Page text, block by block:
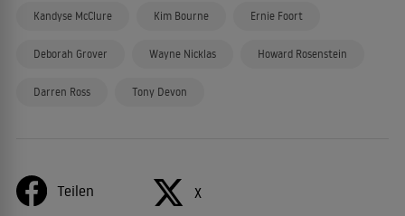
Kandyse McClure Kim Bourne Ernie Foort
Deborah Grover Wayne Nicklas Howard Rosenstein
Darren Ross Tony Devon
Teilen X